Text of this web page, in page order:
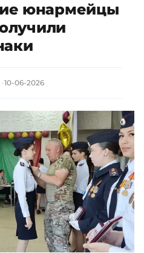
юнармейцы
10-06-2026